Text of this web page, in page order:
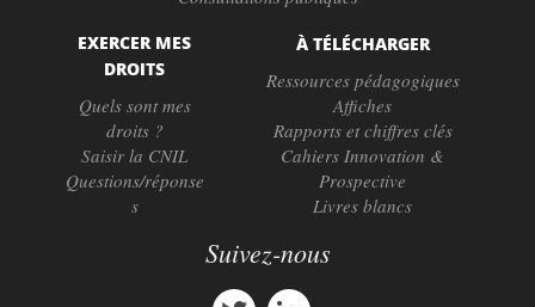
EXERCER MES
DROITS
Quels sont mes
droits ?
Saisir la CNIL
Questions/réponse
s
À TÉLÉCHARGER
Ressources pédagogiques
Affiches
Rapports et chiffres clés
Cahiers Innovation &
Prospective
Livres blancs
Suivez-nous